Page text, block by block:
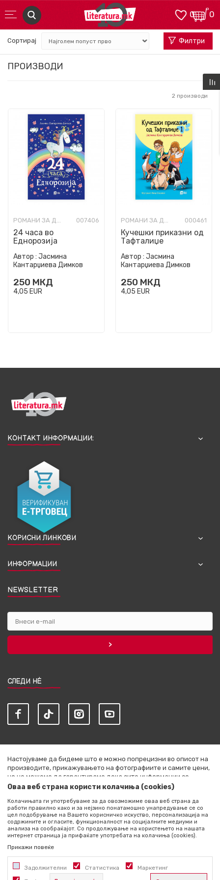
0
0
ПРОИЗВОДИ
Сортирај Филтри
2 производи
РОМАНИ ЗА ДЕЦА 007406
24 часа во
Еднорозија
Автор : Јасмина
Кантарџиева Димков
250 МКД
4,05 EUR
РОМАНИ ЗА ДЕЦА 000461
Кучешки приказни од
Тафталиџе
Автор : Јасмина
Кантарџиева Димков
250 МКД
4,05 EUR
КОНТАКТ ИНФОРМАЦИИ:
КОРИСНИ ЛИНКОВИ
ИНФОРМАЦИИ
NEWSLETTER
СЛЕДИ НЀ
Настојуваме да бидеме што е можно попрецизни во описот на
производите, прикажувањето на фотографиите и самите цени,
но не можеме да гарантираме дека сите информации се
комплетни и без грешки. Сите артикли прикажани на сајтот се
секој момент. Расположливоста на производите можете да ја
проверите со повик на +389 76 444 490
©2026 literatura.mk, Изработено одNB SOFT. Сите права
задржани.
Оваа веб страна користи колачиња (cookies)
Колачињата ги употребуваме за да овозможиме оваа веб страна да
работи правилно како и за нејзино понатамошно унапредување се со
цел подобрување на Вашето корисничко искуство, персонализација на
содржините и огласите, функционалност на социјалните медиуми и
анализа на сообраќајот. Со продолжување на користењето на нашата
интернет страница ја прифаќате употребата на колачиња (cookies).
Прикажи повеќе
Задолжителни Статистика Маркетинг